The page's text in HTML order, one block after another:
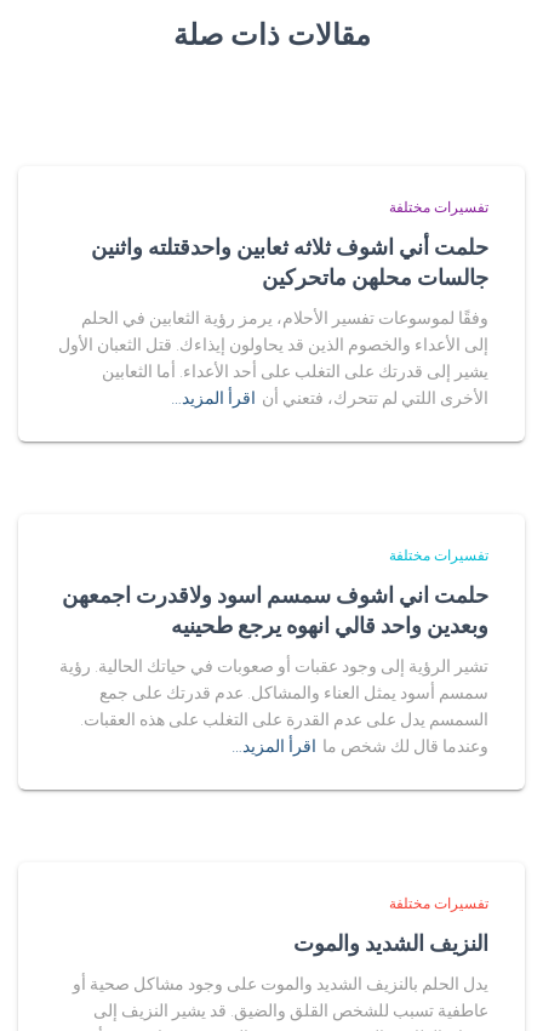
مقالات ذات صلة
تفسيرات مختلفة
حلمت أني اشوف ثلاثه ثعابين واحدقتلته واثنين
جالسات محلهن ماتحركين
وفقًا لموسوعات تفسير الأحلام، يرمز رؤية الثعابين في الحلم
إلى الأعداء والخصوم الذين قد يحاولون إيذاءك. قتل الثعبان الأول
يشير إلى قدرتك على التغلب على أحد الأعداء. أما الثعابين
الأخرى اللتي لم تتحرك، فتعني أن اقرأ المزيد…
تفسيرات مختلفة
حلمت اني اشوف سمسم اسود ولاقدرت اجمعهن
وبعدين واحد قالي انهوه يرجع طحينيه
تشير الرؤية إلى وجود عقبات أو صعوبات في حياتك الحالية. رؤية
سمسم أسود يمثل العناء والمشاكل. عدم قدرتك على جمع
السمسم يدل على عدم القدرة على التغلب على هذه العقبات.
وعندما قال لك شخص ما اقرأ المزيد…
تفسيرات مختلفة
النزيف الشديد والموت
يدل الحلم بالنزيف الشديد والموت على وجود مشاكل صحية أو
عاطفية تسبب للشخص القلق والضيق. قد يشير النزيف إلى